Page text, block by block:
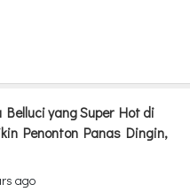
Belluci yang Super Hot di
Penonton Panas Dingin,
ago